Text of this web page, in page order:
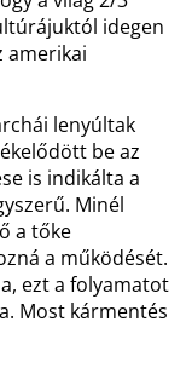
idegen
amerikai
lenyúltak
be az
is indikálta a
Minél
a tőke
a működését.
ezt a folyamatot
Most kármentés